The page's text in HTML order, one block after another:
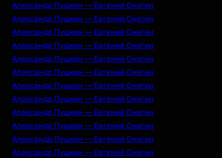
Александр Пушкин — Евгений Онегин
Александр Пушкин — Евгений Онегин
Александр Пушкин — Евгений Онегин
Александр Пушкин — Евгений Онегин
Александр Пушкин — Евгений Онегин
Александр Пушкин — Евгений Онегин
Александр Пушкин — Евгений Онегин
Александр Пушкин — Евгений Онегин
Александр Пушкин — Евгений Онегин
Александр Пушкин — Евгений Онегин
Александр Пушкин — Евгений Онегин
Александр Пушкин — Евгений Онегин